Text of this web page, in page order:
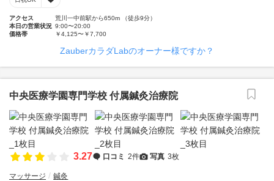
アクセス
荒川一中前駅から650m （徒歩9分）
本日の営業状況 9:00〜20:00
価格帯
￥4,125〜￥7,700
ZauberカラダLabのオーナー様ですか？
中央医療学園専門学校 付属鍼灸治療院
3.27 口コミ 2件 写真 3枚
マッサージ 鍼灸